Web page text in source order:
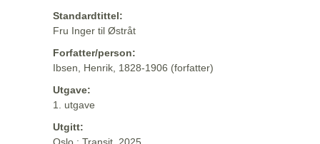
Standardtittel:
Fru Inger til Østråt
Forfatter/person:
Ibsen, Henrik, 1828-1906 (forfatter)
Utgave:
1. utgave
Utgitt: